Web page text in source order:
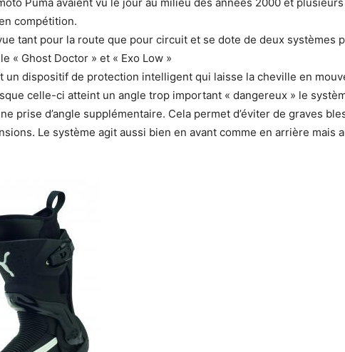
compétition.
tant pour la route que pour circuit et se dote de deux systèmes
« Ghost Doctor » et « Exo Low »
un dispositif de protection intelligent qui laisse la cheville en
celle-ci atteint un angle trop important « dangereux » le
prise d’angle supplémentaire. Cela permet d’éviter de graves
Le système agit aussi bien en avant comme en arrière mais